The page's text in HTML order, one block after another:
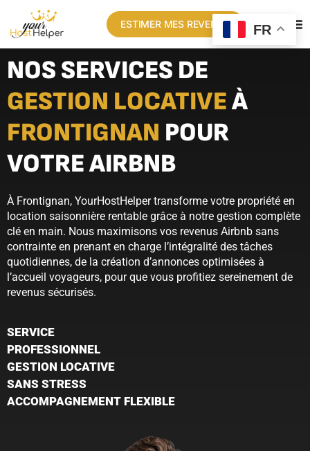
ESTIMER MES REVENUS
NOS SERVICES DE
GESTION LOCATIVEÀ
FRONTIGNAN POUR
VOTRE AIRBNB
À Frontignan, YourHostHelper transforme votre propriété en
location saisonnière rentable grâce à notre gestion complète
clé en main. Nous maximisons vos revenus Airbnb sans
contrainte en prenant en charge l’intégralité des tâches
quotidiennes, de la création d’annonces optimisées à
l’accueil voyageurs, pour que vous profitiez sereinement de
revenus sécurisés.
SERVICE
PROFESSIONNEL
GESTION LOCATIVE
SANS STRESS
ACCOMPAGNEMENT FLEXIBLE
FR